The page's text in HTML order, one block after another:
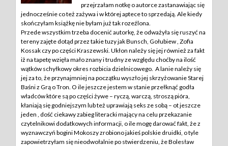
przejrzałam notkę o autorce zastanawiając się
jednocześnie co też zażywa i w której aptece to sprzedają. Ale kiedy
skończyłam książkę nie byłam już tak rozeźlona.
Przede wszystkim trzeba docenić autorkę, że odważyła się ruszyć na
tereny zajęte dotąd przez takie tuzy jak Bunsch, Gołubiew , Zofia
Kossak czy po części Kraszewski. Ukłon należy się jej również za fakt
iż na tapetę wzięła mało znany i trudny ze względu choćby na ilość
wątków schyłkowy okres rozbicia dzielnicowego. A lanie należy się
jej za to, że przynajmniej na początku wyszło jej skrzyżowanie Starej
Baśni z Grą o Tron. O ile jeszcze jestem w stanie przełknąć godła
władców które są po części żywe – ryczą, warczą, stroszą pióra,
kłaniają się godniejszym lub też uprawiają seks ze sobą – ot jeszcze
jeden , dość ciekawy zabieg literacki mający na celu przekazanie
czytelnikowi dodatkowych informacji, o ile mogę darować fakt, że z
wyznawczyń bogini Mokoszy zrobiono jakieś polskie druidki, o tyle
zapowietrzyłam się nieodwołalnie po stwierdzeniu, że Bolesław